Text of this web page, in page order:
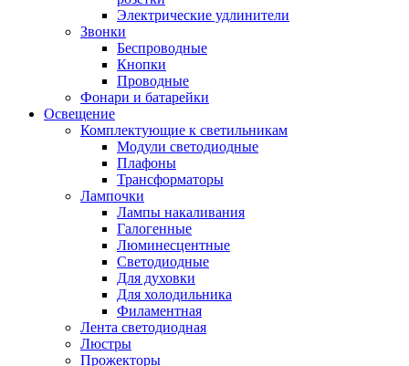
Электрические удлинители
Звонки
Беспроводные
Кнопки
Проводные
Фонари и батарейки
Освещение
Комплектующие к светильникам
Модули светодиодные
Плафоны
Трансформаторы
Лампочки
Лампы накаливания
Галогенные
Люминесцентные
Светодиодные
Для духовки
Для холодильника
Филаментная
Лента светодиодная
Люстры
Прожекторы